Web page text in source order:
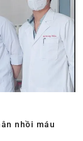
nhồi máu